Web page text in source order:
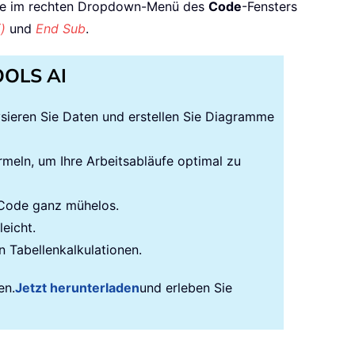
im rechten Dropdown-Menü des Code-Fensters
und End Sub.
AI
Sie Daten und erstellen Sie Diagramme
um Ihre Arbeitsabläufe optimal zu
ganz mühelos.
Tabellenkalkulationen.
Jetzt herunterladenund erleben Sie